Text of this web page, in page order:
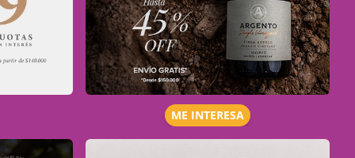
ME INTERESA